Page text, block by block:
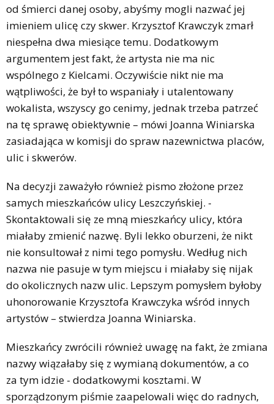
od śmierci danej osoby, abyśmy mogli nazwać jej
imieniem ulicę czy skwer. Krzysztof Krawczyk zmarł
niespełna dwa miesiące temu. Dodatkowym
argumentem jest fakt, że artysta nie ma nic
wspólnego z Kielcami. Oczywiście nikt nie ma
wątpliwości, że był to wspaniały i utalentowany
wokalista, wszyscy go cenimy, jednak trzeba patrzeć
na tę sprawę obiektywnie – mówi Joanna Winiarska
zasiadająca w komisji do spraw nazewnictwa placów,
ulic i skwerów.
Na decyzji zaważyło również pismo złożone przez
samych mieszkańców ulicy Leszczyńskiej. -
Skontaktowali się ze mną mieszkańcy ulicy, która
miałaby zmienić nazwę. Byli lekko oburzeni, że nikt
nie konsultował z nimi tego pomysłu. Według nich
nazwa nie pasuje w tym miejscu i miałaby się nijak
do okolicznych nazw ulic. Lepszym pomysłem byłoby
uhonorowanie Krzysztofa Krawczyka wśród innych
artystów – stwierdza Joanna Winiarska.
Mieszkańcy zwrócili również uwagę na fakt, że zmiana
nazwy wiązałaby się z wymianą dokumentów, a co
za tym idzie - dodatkowymi kosztami. W
sporządzonym piśmie zaapelowali więc do radnych,